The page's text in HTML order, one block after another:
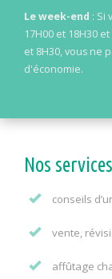
Le week-end : Si
17H00 et 18H30
et 8H30, vous ne
d'économie.
Nos services
conseils
vente,
affûtage